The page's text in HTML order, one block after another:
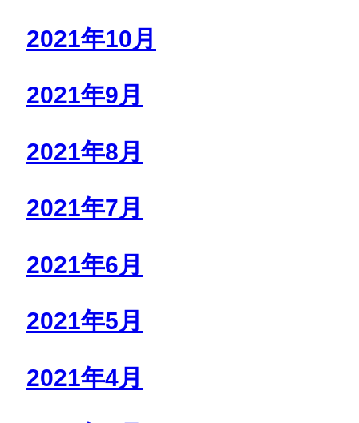
2021年10月
2021年9月
2021年8月
2021年7月
2021年6月
2021年5月
2021年4月